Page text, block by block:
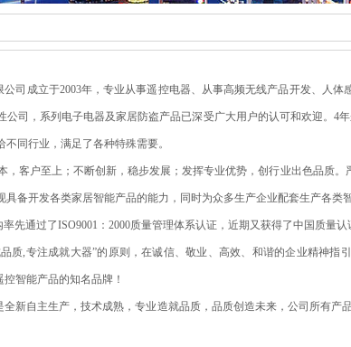
成立于2003年，专业从事遥控电器、从事高频无线产品开发、人体
公司，系列电子电器及家居防盗产品已深受广大用户的认可和欢迎。4
同行业，满足了各种特殊需要。
，客户至上；不断创新，稳步发展；发挥专业优势，创行业出色品质
具备开发各类家居智能产品的能力，同时为众多生产企业配套生产各类
先通过了ISO9001：2000质量管理体系认证，近期又获得了中国质量认
质,专注成就大器”的原则，在诚信、敬业、高效、和谐的企业精神
智能产品的知名品牌！
全新自主生产，技术成熟，专业造就品质，品质创造未来，公司所有